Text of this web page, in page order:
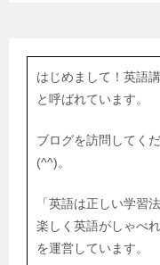
はじめまして！英語
と呼ばれています。
ブログを訪問してく
(^^)。
「英語は正しい学習
楽しく英語がしゃべ
を運営しています。